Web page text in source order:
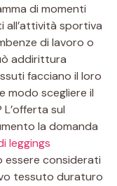
di momenti
all’attività sportiva
di lavoro o
addirittura
facciano il loro
modo scegliere il
sul
la domanda
leggings
essere considerati
tessuto duraturo